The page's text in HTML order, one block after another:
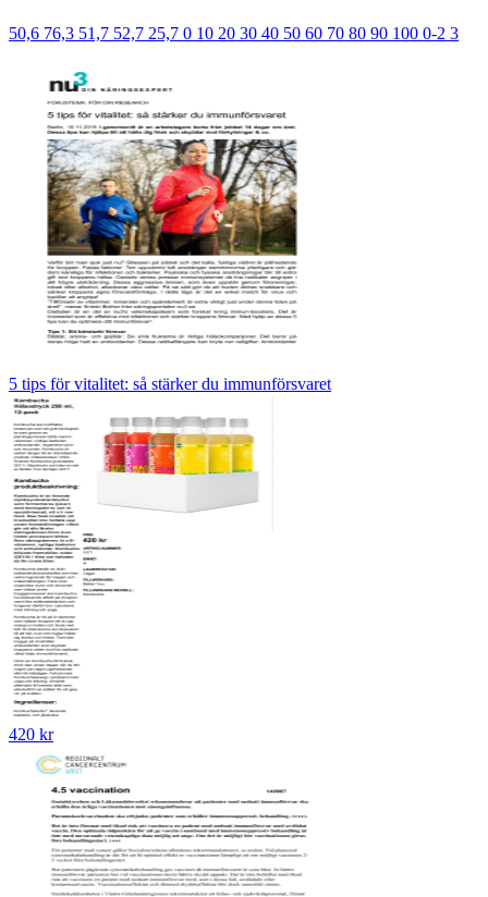
50,6 76,3 51,7 52,7 25,7 0 10 20 30 40 50 60 70 80 90 100 0-2 3
5 tips för vitalitet: så stärker du immunförsvaret
420 kr